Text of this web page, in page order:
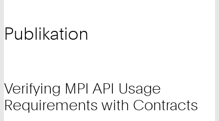
Publikation
Verifying MPI API Usage
Requirements with Contracts